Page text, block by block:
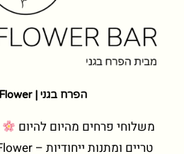
הפרח בגני | Bloom Flower
משלוחי פרחים מהיום להיום